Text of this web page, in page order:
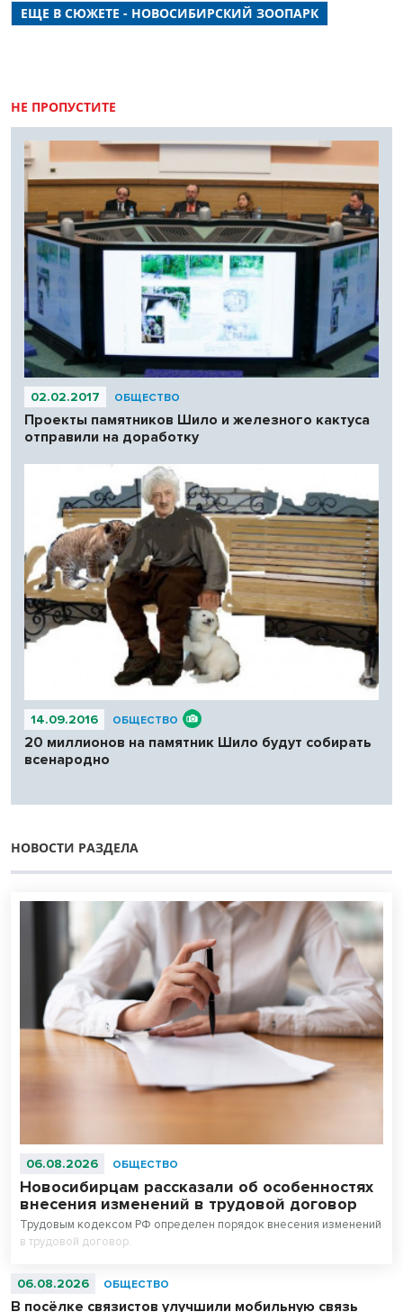
«Новосибирских новостей» директор Новосибирского зоопарка
Андрей Шило.
ЕЩЕ В СЮЖЕТЕ - НОВОСИБИРСКИЙ ЗООПАРК
НЕ ПРОПУСТИТЕ
02.02.2017 ОБЩЕСТВО
Проекты памятников Шило и железного кактуса
отправили на доработку
14.09.2016 ОБЩЕСТВО
20 миллионов на памятник Шило будут собирать
всенародно
НОВОСТИ РАЗДЕЛА
06.08.2026 ОБЩЕСТВО
Новосибирцам рассказали об особенностях
внесения изменений в трудовой договор
Трудовым кодексом РФ определен порядок внесения изменений
в трудовой договор.
06.08.2026 ОБЩЕСТВО
В посёлке связистов улучшили мобильную связь